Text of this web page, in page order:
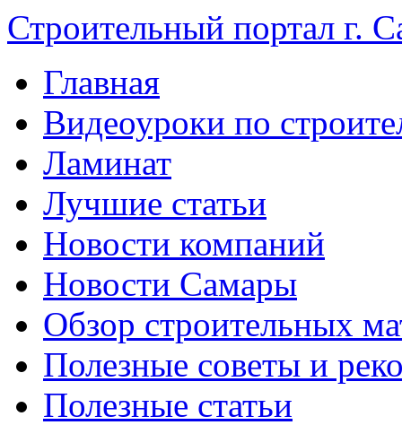
Строительный портал г.
Главная
Видеоуроки по
Ламинат
Лучшие статьи
Новости компаний
Новости Самары
Обзор строительных
Полезные советы и
Полезные статьи